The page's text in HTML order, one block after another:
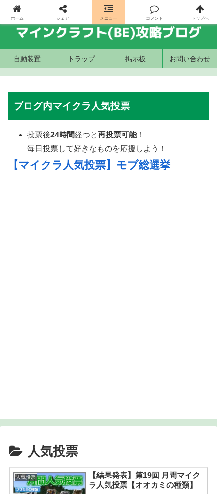
自動装置 トラップ 掲示板 お問い合わせ
ブログ内マイクラ人気投票
投票後24時間経つと再投票可能！
毎日投票して好きなものを応援しよう！
【マイクラ人気投票】モブ総選挙
人気投票
人気投票
【結果発表】第19回 月間マイク
ラ人気投票【オオカミの種類】
ホーム シェア メニュー コメント トップへ